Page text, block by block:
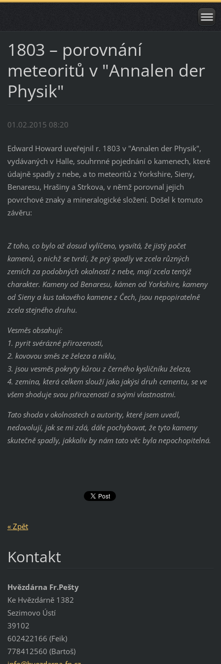
1803 – porovnání
meteoritů v "Annalen der
Physik"
01.02.2015 08:20
Edward Howard uveřejnil r. 1803 v "Annalen der Physik",
vydávaných v Halle, souhrnné pojednání o kamenech, které
údajně spadly z nebe, a to meteoritů z Yorkshire, Sieny,
Benaresu, Hrašiny a Strkova, v němž porovnal jejich
povrchové znaky a mineralogické složení. Došel k tomuto
závěru:
Z toho, co bylo až dosud vylíčeno, vysvítá, že jistý počet
kamenů, o nichž se tvrdí, že prý spadly ve zcela různých
zemích za podobných okolností z nebe, mají zcela tentýž
charakter. Kameny od Benaresu, kámen od Yorkshire, kameny
od Sieny a kus takového kamene z Čech, jsou nepopiratelně
zcela stejného druhu.
Vesměs obsahují:
1. pyrit svérázné přirozenosti,
2. kovovou směs ze železa a niklu,
3. jsou vesměs pokryty kůrou z černého kysličníku železa,
4. zemina, která celkem slouží jako jakýsi druh cementu, se ve
všem shoduje svou přirozeností a svými vlastnostmi.
Tato shoda v okolnostech a autority, které jsem uvedl,
nedovolují, jak se mi zdá, dále pochybovat, že tyto kameny
skutečně spadly, jakkoliv by nám tato věc byla nepochopitelná.
« Zpět
Kontakt
Hvězdárna Fr.Pešty
Ke Hvězdárně 1382
Sezimovo Ústí
39102
602422166 (Feik)
778412560 (Bartoš)